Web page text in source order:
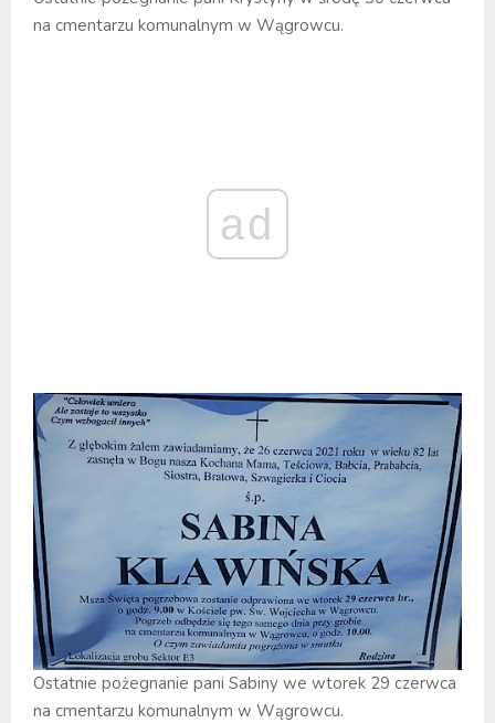
na cmentarzu komunalnym w Wągrowcu.
ad
Ostatnie pożegnanie pani Sabiny we wtorek 29 czerwca
na cmentarzu komunalnym w Wągrowcu.